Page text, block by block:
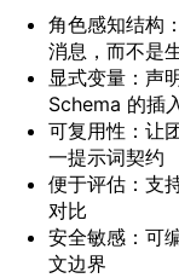
角色感知结构
消息，而不是
显式变量：声
Schema 的插
可复用性：让
一提示词契约
便于评估：支
对比
安全敏感：可
文边界